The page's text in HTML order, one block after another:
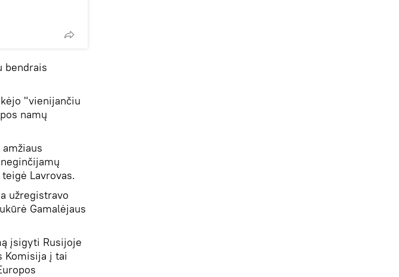
bendrais
"vienijančiu
namų
Lavrovas.
užregistravo
Gamalėjaus
įsigyti Rusijoje
Komisija į tai